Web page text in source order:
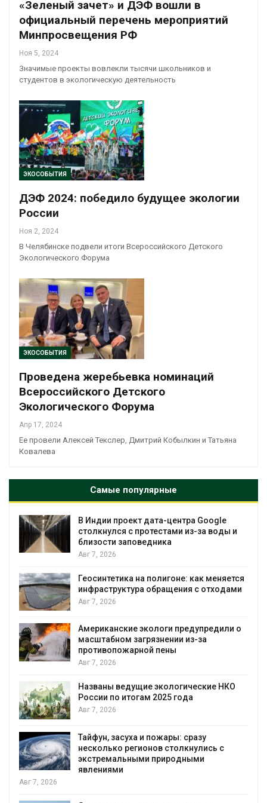
«Зеленый зачет» и ДЭФ вошли в
официальный перечень мероприятий
Минпросвещения РФ
Ноя 5, 2024
Значимые проекты вовлекли тысячи школьников и
студентов в экологическую деятельность
ЭКОСОБЫТИЯ
ДЭФ 2024: победило будущее экологии
России
Ноя 2, 2024
В Челябинске подвели итоги Всероссийского Детского
Экологического Форума
ЭКОСОБЫТИЯ
Проведена жеребьевка номинаций
Всероссийского Детского
Экологического Форума
Апр 17, 2024
Ее провели Алексей Текслер, Дмитрий Кобылкин и Татьяна
Ковалева
Самые популярные
дата-центра Google
с протестами из-за воды и
на полигоне: как меняется
обращения с отходами
экологи предупредили о
загрязнении из-за
пены
экологические НКО
2025 года
и пожары: сразу
регионов столкнулись с
природными
Дождевая
городам
уборку
Панамский
загрузку
В китайской
МЕГА и
экообменники